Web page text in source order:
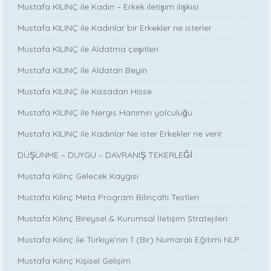
Mustafa KILINÇ ile Kadın – Erkek iletişim ilişkisi
Mustafa KILINÇ ile Kadınlar bir Erkekler ne isterler
Mustafa KILINÇ ile Aldatma çeşitleri
Mustafa KILINÇ ile Aldatan Beyin
Mustafa KILINÇ ile Kıssadan Hisse
Mustafa KILINÇ ile Nergis Hanımın yolculuğu
Mustafa KILINÇ ile Kadınlar Ne ister Erkekler ne verir
DÜŞÜNME – DUYGU – DAVRANIŞ TEKERLEĞİ
Mustafa Kılınç Gelecek Kaygısı
Mustafa Kılınç Meta Program Bilinçaltı Testleri
Mustafa Kılınç Bireysel & Kurumsal İletişim Stratejileri
Mustafa Kılınç ile Türkiye’nin 1 (Bir) Numaralı Eğitimi NLP
Mustafa Kılınç Kişisel Gelişim